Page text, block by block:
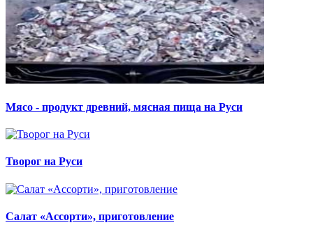
Мясо - продукт древний, мясная пища на Руси
Творог на Руси
Салат «Ассорти», приготовление